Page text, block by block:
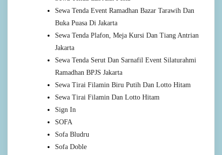
Sewa Tenda Event Ramadhan Bazar Tarawih Dan
Buka Puasa Di Jakarta
Sewa Tenda Plafon, Meja Kursi Dan Tiang Antrian
Jakarta
Sewa Tenda Serut Dan Sarnafil Event Silaturahmi
Ramadhan BPJS Jakarta
Sewa Tirai Filamin Biru Putih Dan Lotto Hitam
Sewa Tirai Filamin Dan Lotto Hitam
Sign In
SOFA
Sofa Bludru
Sofa Doble